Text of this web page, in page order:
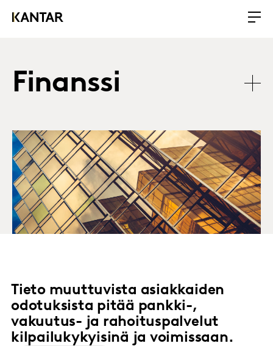
Finanssi
Tieto muuttuvista asiakkaiden
odotuksista pitää pankki-,
vakuutus- ja rahoituspalvelut
kilpailukykyisinä ja voimissaan.